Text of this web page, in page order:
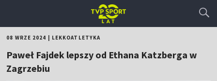
08 WRZE 2024 LEKKOATLETYKA
Paweł Fajdek lepszy od Ethana Katzberga w
Zagrzebiu